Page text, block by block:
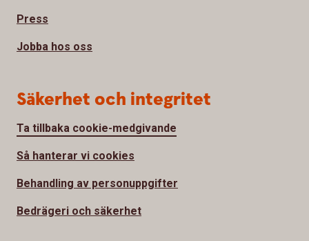
Press
Jobba hos oss
Säkerhet och integritet
Ta tillbaka cookie-medgivande
Så hanterar vi cookies
Behandling av personuppgifter
Bedrägeri och säkerhet